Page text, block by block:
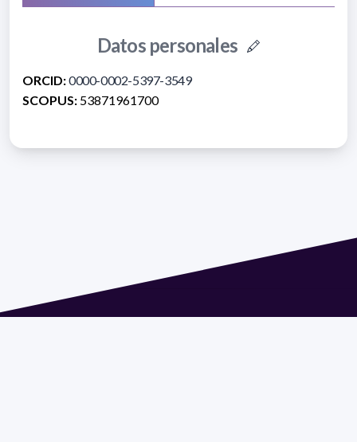
Datos personales
ORCID:0000-0002-5397-3549
SCOPUS: 53871961700